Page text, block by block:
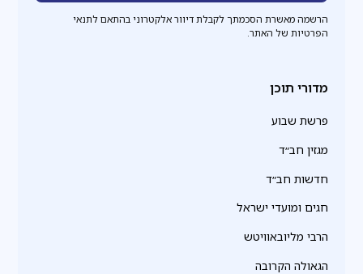
הרשמה מאשרת הסכמתך לקבלת דיוור אלקטרוני בהתאם לתנאי
הפרטיות של האתר.
מדורי תוכן
פרשת שבוע
מגזין חב״ד
חדשות חב״ד
חגים ומועדי ישראל
הרבי מליובאוויטש
הגאולה הקרובה